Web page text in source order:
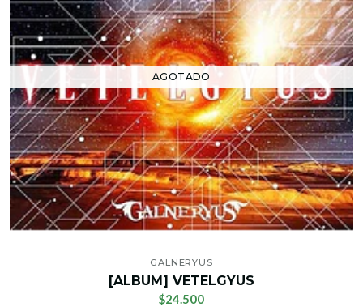
AGOTADO
GALNERYUS
[ALBUM] VETELGYUS
$24.500